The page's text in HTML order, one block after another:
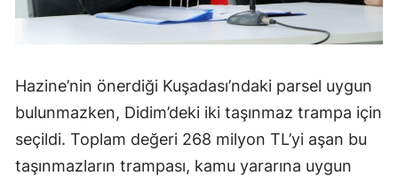
Hazine’nin önerdiği Kuşadası’ndaki parsel uygun
bulunmazken, Didim’deki iki taşınmaz trampa için
seçildi. Toplam değeri 268 milyon TL’yi aşan bu
taşınmazların trampası, kamu yararına uygun